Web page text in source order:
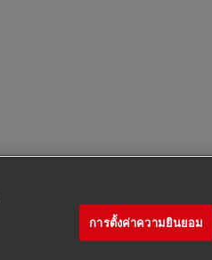
การตั้งค่าความยินยอม